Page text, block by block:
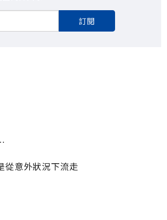
訂閱
從意外狀況下流走